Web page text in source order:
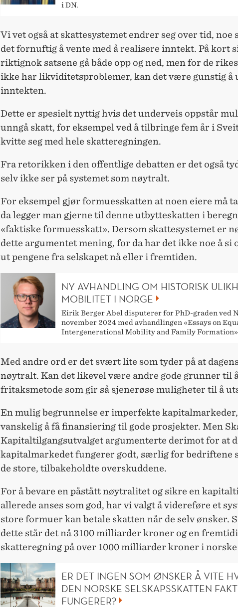
i DN.
Vi vet også at skattesystemet endrer seg over tid, noe
det fornuftig å vente med å realisere inntekt. På kort
riktignok satsene gå både opp og ned, men for de
ikke har likviditetsproblemer, kan det være gunstig å
inntekten.
Dette er spesielt nyttig hvis det underveis oppstår
unngå skatt, for eksempel ved å tilbringe fem år i
kvitte seg med hele skatteregningen.
Fra retorikken i den offentlige debatten er det også
selv ikke ser på systemet som nøytralt.
For eksempel gjør formuesskatten at noen eiere må
da legger man gjerne til denne utbytteskatten i
«faktiske formuesskatt». Dersom skattesystemet er
dette argumentet mening, for da har det ikke noe å si
ut pengene fra selskapet nå eller i fremtiden.
NY AVHANDLING OM HISTORISK
MOBILITET I NORGE
Eirik Berger Abel disputerer for PhD-graden ved
november 2024 med avhandlingen «Essays on
Intergenerational Mobility and Family
Med andre ord er det svært lite som tyder på at
nøytralt. Kan det likevel være andre gode grunner til
fritaksmetode som gir så sjenerøse muligheter til å
En mulig begrunnelse er imperfekte
vanskelig å få finansiering til gode prosjekter. Men
Kapitaltilgangsutvalget argumenterte derimot for at
kapitalmarkedet fungerer godt, særlig for bedriftene
de store, tilbakeholdte overskuddene.
For å bevare en påstått nøytralitet og sikre en
allerede anses som god, har vi valgt å videreføre et
store formuer kan betale skatten når de selv ønsker.
dette står det nå 3100 milliarder kroner og en
skatteregning på over 1000 milliarder kroner i
ER DET INGEN SOM ØNSKER Å VITE
DEN NORSKE SELSKAPSSKATTEN
FUNGERER?